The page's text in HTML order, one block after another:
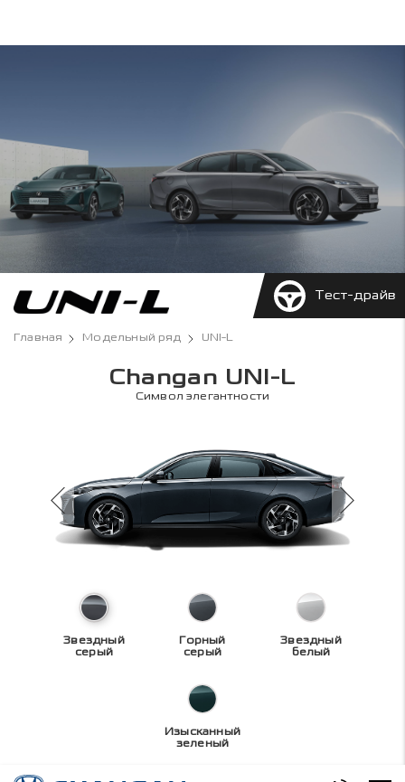
Тест-драйв
Главная Модельный ряд UNI-L
Changan UNI-L
Символ элегантности
Звездный
серый
Горный
серый
Звездный
белый
Изысканный
зеленый